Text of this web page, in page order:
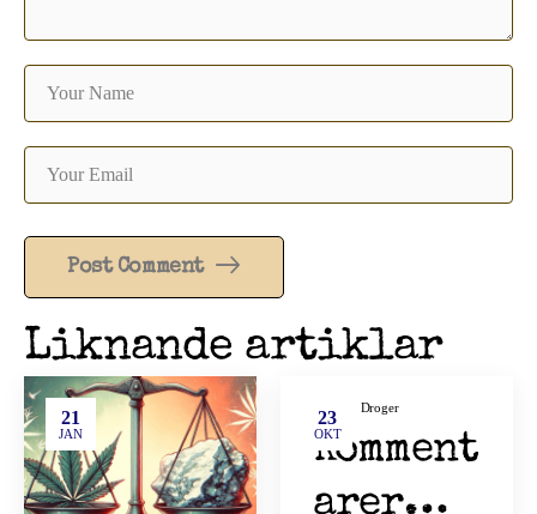
Post Comment
Liknande artiklar
21
JAN
23
OKT
Droger
Komment
arer